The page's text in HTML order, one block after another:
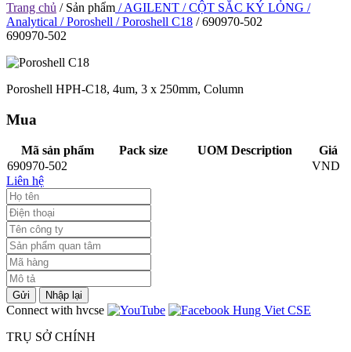
Trang chủ / Sản phẩm / AGILENT / CỘT SẮC KÝ LỎNG /
Analytical / Poroshell / Poroshell C18 / 690970-502
690970-502
Poroshell HPH-C18, 4um, 3 x 250mm, Column
Mua
Mã sản phẩm Pack size UOM Description
Giá
690970-502
VND
Liên hệ
Gửi Nhập lại
Connect with hvcse
TRỤ SỞ CHÍNH